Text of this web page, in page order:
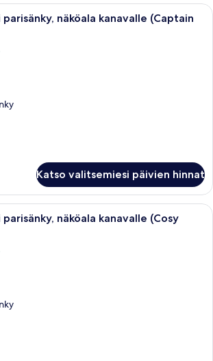
Huone, 1 keskisuuri parisänky,
parisänky, näköala kanavalle (Captain
Katso valitsemiesi päivien hinnat
Ylelliset vuodevaatteet, tallelokero
parisänky, näköala kanavalle (Cosy